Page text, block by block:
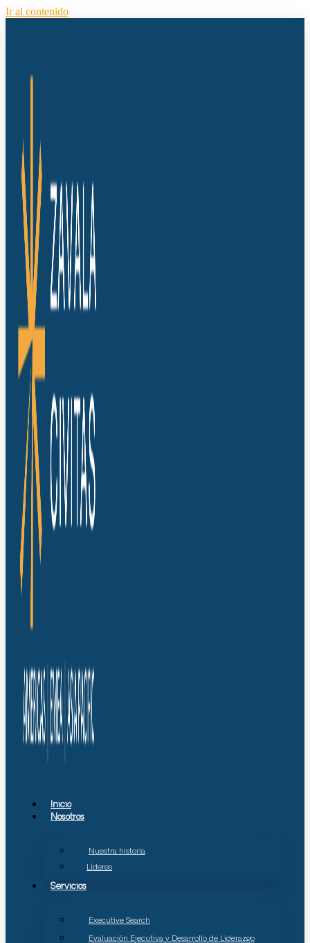
Ir al contenido
Inicio
Nosotros
Nuestra historia
Líderes
Servicios
Executive Search
Evaluación Ejecutiva y Desarrollo de Liderazgo